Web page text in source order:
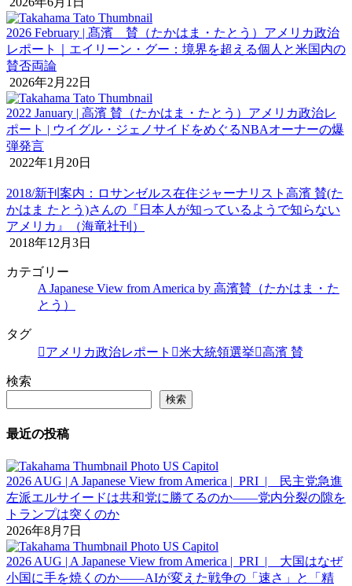
2026 February | 髙濱 賛（たかはま・たとう）アメリカ政治
レポート｜エイリーン・グー：境界を超える個人と米国内の
賛否両論
2026年2月22日
2022 January | 高濱 賛（たかはま・たとう）アメリカ政治レ
ポート | ウイグル・ジェノサイドをめぐるNBAオーナーの爆
弾発言
2022年1月20日
2018/新刊案内：ロサンゼルス在住ジャーナリスト高濱 賛(た
かはま たとう)さんの『日本人が知っているようで知らない
アメリカ』（海竜社刊）
2018年12月3日
カテゴリー
A Japanese View from America by 高濱賛（たかはま・た
とう）
タグ
アメリカ政治レポート
米大統領選挙 高濱 賛
検索
検索
最近の投稿
2026 AUG | A Japanese View from America | PRI | 民主党急進
左派エルサイードは共和党に勝てるのか――党内分裂の隙を
トランプは突くのか
2026年8月7日
2026 AUG | A Japanese View from America | PRI | 大国はなぜ
小国に手を焼くのか――AIが変えた戦争の「速さ」と「精